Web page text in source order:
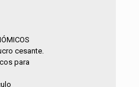
cesante.
para